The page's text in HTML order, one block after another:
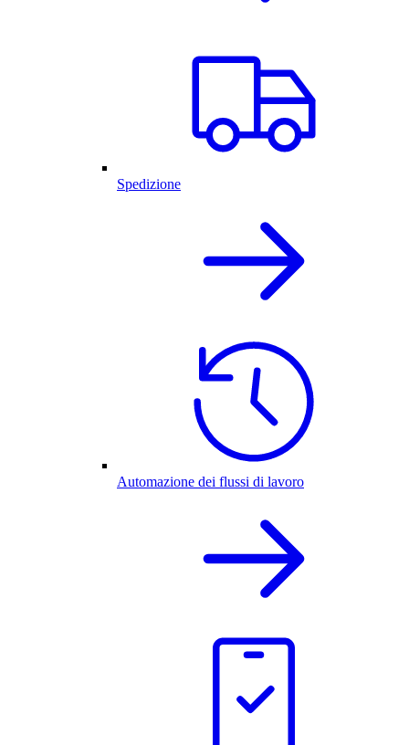
Spedizione
Automazione dei flussi di lavoro